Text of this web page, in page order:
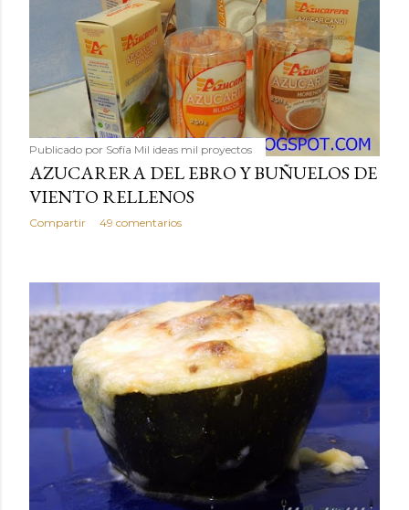
Publicado por Sofía Mil ideas mil proyectos
AZUCARERA DEL EBRO Y BUÑUELOS DE
VIENTO RELLENOS
Compartir 49 comentarios